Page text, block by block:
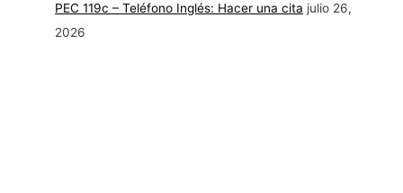
PEC 119c – Teléfono Inglés: Hacer una cita julio 26,
2026